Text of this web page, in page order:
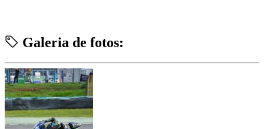
Galeria de fotos: